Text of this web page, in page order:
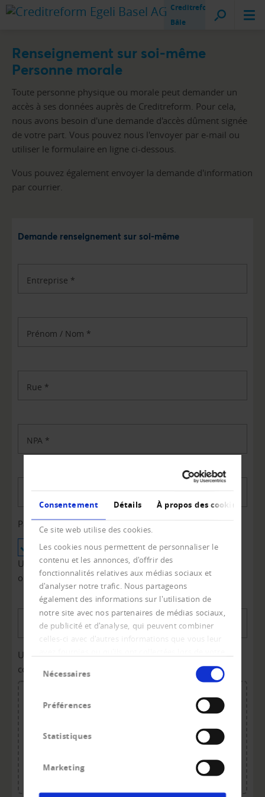
Consentement Détails À propos des cookies
Ce site web utilise des cookies.
Les cookies nous permettent de personnaliser le
contenu et les annonces, d'offrir des
fonctionnalités relatives aux médias sociaux et
d'analyser notre trafic. Nous partageons
également des informations sur l'utilisation de
notre site avec nos partenaires de médias sociaux,
de publicité et d'analyse, qui peuvent combiner
celles-ci avec d'autres informations que vous leur
duNécessaires
Préférences
Statistiques
Marketing
Creditreform
Bâle
Renseignement sur soi-même
Personne morale
Toute personne physique ou morale peut demander un
accès à ses données auprès de Creditreform. Pour cela,
nous avons besoin d'une demande d'accès dûment signée
de votre part. Vous pouvez nous l'envoyer par e-mail ou
utiliser le formulaire en ligne ci-dessous.
Vous pouvez également envoyer la demande d'information
par courrier.
Demande renseignement sur soi-même
Entreprise *
Prénom / Nom *
Rue *
NPA *
Lieu*
Pays*
Suisse
Liechtenstein
Uniquement pour les entreprises domiciliées en Suisse
ou au Liechtenstein.
E-Mail*
Upload demande de renseignement ou demande de
correction
Drag & drop or click to upload.
Maximum file size: 20 MB.
Maximum total size: 20 MB.